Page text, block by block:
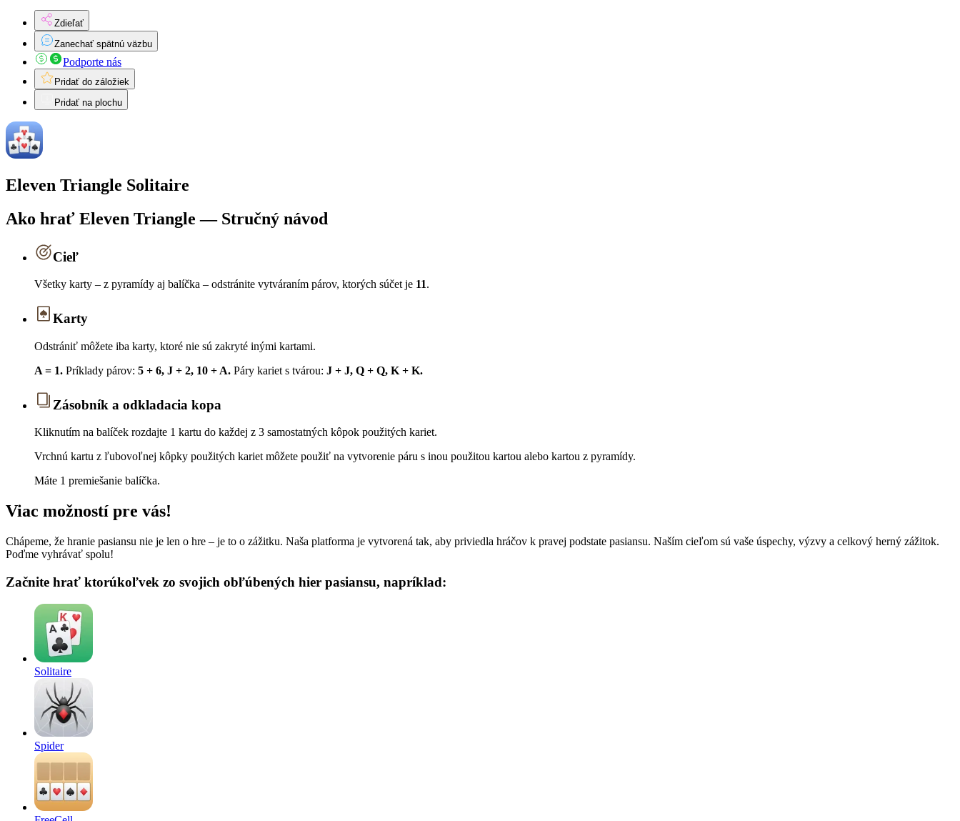
Zdieľať
Zanechať spätnú väzbu
Podporte nás
Pridať do záložiek
Pridať na plochu
Eleven Triangle Solitaire
Ako hrať Eleven Triangle — Stručný návod
Cieľ
Všetky karty – z pyramídy aj balíčka – odstránite vytváraním párov, ktorých súčet je 11.
Karty
Odstrániť môžete iba karty, ktoré nie sú zakryté inými kartami.
A = 1. Príklady párov: 5 + 6, J + 2, 10 + A. Páry kariet s tvárou: J + J, Q + Q, K + K.
Zásobník a odkladacia kopa
Kliknutím na balíček rozdajte 1 kartu do každej z 3 samostatných kôpok použitých kariet.
Vrchnú kartu z ľubovoľnej kôpky použitých kariet môžete použiť na vytvorenie páru s inou použitou kartou alebo kartou z pyramídy.
Máte 1 premiešanie balíčka.
Viac možností pre vás!
Chápeme, že hranie pasiansu nie je len o hre – je to o zážitku. Naša platforma je vytvorená tak, aby priviedla hráčov k pravej podstate pasiansu. Naším cieľom sú vaše úspechy, výzvy a celkový herný zážitok.
Poďme vyhrávať spolu!
Začnite hrať ktorúkoľvek zo svojich obľúbených hier pasiansu, napríklad:
Solitaire
Spider